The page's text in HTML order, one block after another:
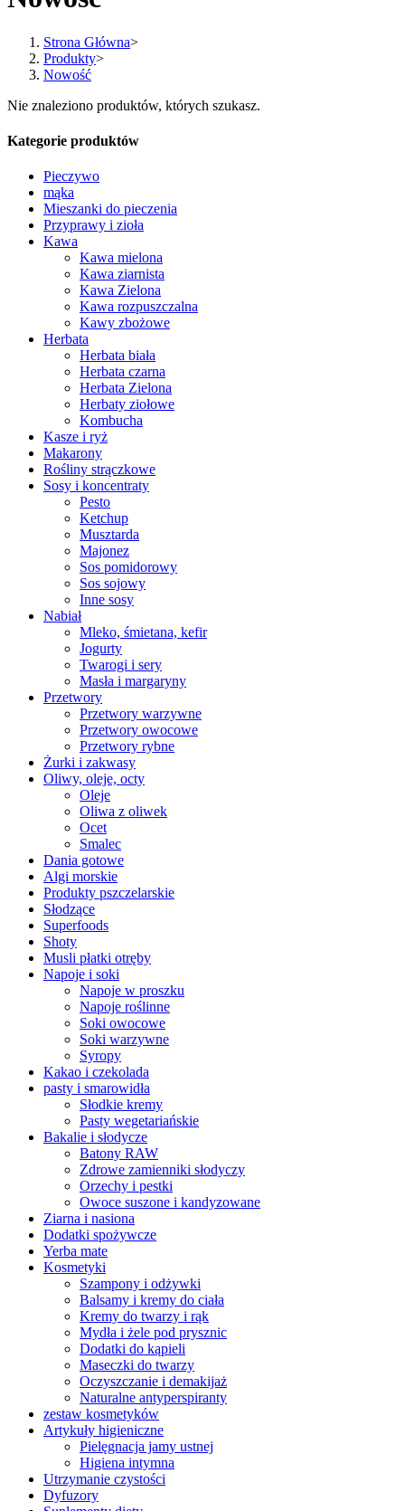
Strona Główna>
Produkty>
Nowość
Nie znaleziono produktów, których szukasz.
Kategorie produktów
Pieczywo
mąka
Mieszanki do pieczenia
Przyprawy i zioła
Kawa
Kawa mielona
Kawa ziarnista
Kawa Zielona
Kawa rozpuszczalna
Kawy zbożowe
Herbata
Herbata biała
Herbata czarna
Herbata Zielona
Herbaty ziołowe
Kombucha
Kasze i ryż
Makarony
Rośliny strączkowe
Sosy i koncentraty
Pesto
Ketchup
Musztarda
Majonez
Sos pomidorowy
Sos sojowy
Inne sosy
Nabiał
Mleko, śmietana, kefir
Jogurty
Twarogi i sery
Masła i margaryny
Przetwory
Przetwory warzywne
Przetwory owocowe
Przetwory rybne
Żurki i zakwasy
Oliwy, oleje, octy
Oleje
Oliwa z oliwek
Ocet
Smalec
Dania gotowe
Algi morskie
Produkty pszczelarskie
Słodzące
Superfoods
Shoty
Musli płatki otręby
Napoje i soki
Napoje w proszku
Napoje roślinne
Soki owocowe
Soki warzywne
Syropy
Kakao i czekolada
pasty i smarowidła
Słodkie kremy
Pasty wegetariańskie
Bakalie i słodycze
Batony RAW
Zdrowe zamienniki słodyczy
Orzechy i pestki
Owoce suszone i kandyzowane
Ziarna i nasiona
Dodatki spożywcze
Yerba mate
Kosmetyki
Szampony i odżywki
Balsamy i kremy do ciała
Kremy do twarzy i rąk
Mydła i żele pod prysznic
Dodatki do kąpieli
Maseczki do twarzy
Oczyszczanie i demakijaż
Naturalne antyperspiranty
zestaw kosmetyków
Artykuły higieniczne
Pielęgnacja jamy ustnej
Higiena intymna
Utrzymanie czystości
Dyfuzory